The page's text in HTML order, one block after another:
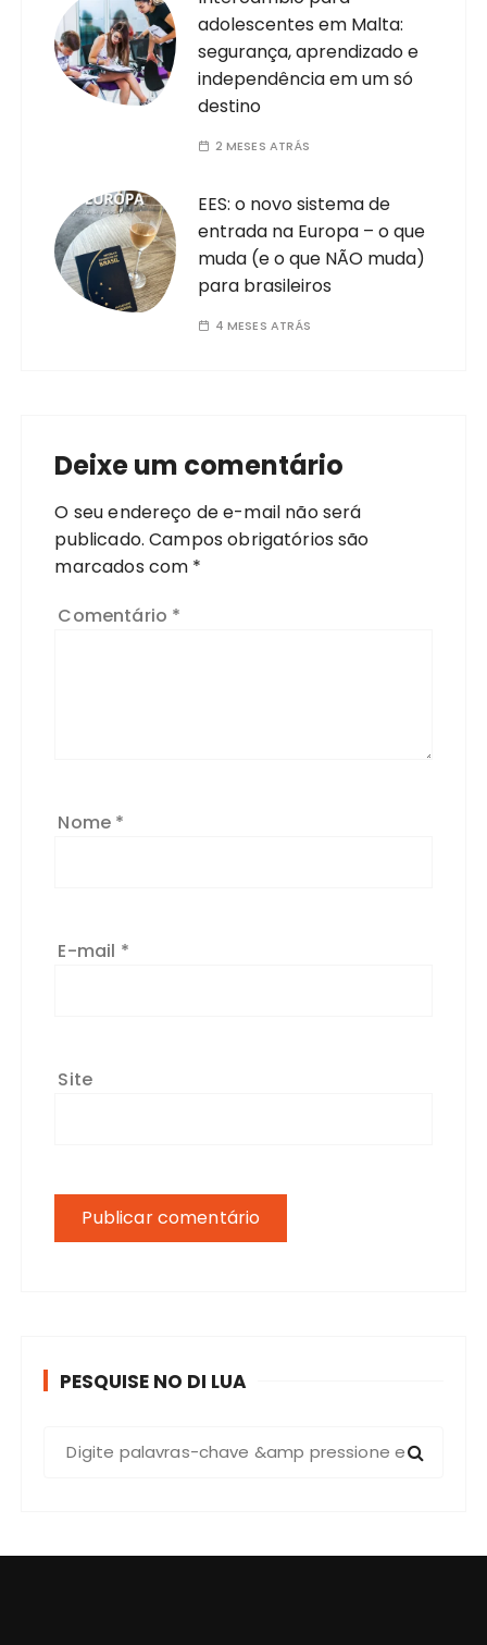
adolescentes em Malta:
segurança, aprendizado e
independência em um só
destino
2 MESES ATRÁS
EES: o novo sistema de
entrada na Europa – o que
muda (e o que NÃO muda)
para brasileiros
4 MESES ATRÁS
Deixe um comentário
O seu endereço de e-mail não será
publicado. Campos obrigatórios são
marcados com *
Comentário *
Nome *
E-mail *
Site
PESQUISE NO DI LUA